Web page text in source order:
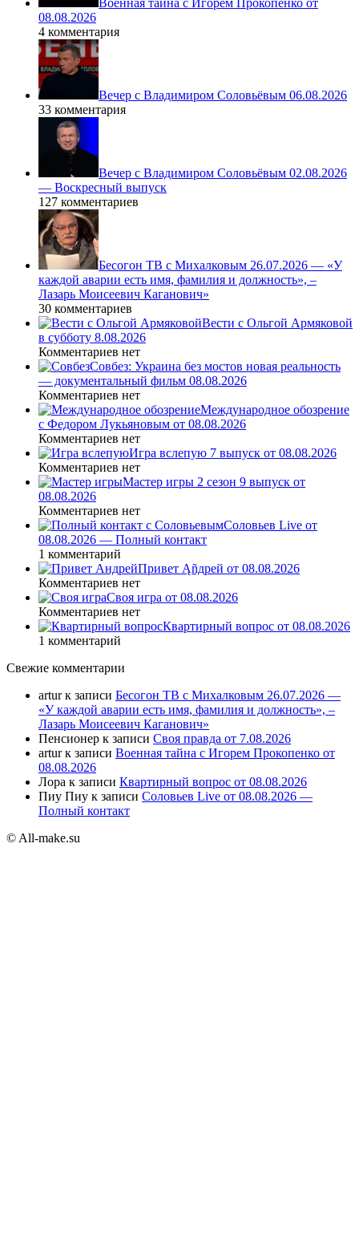
Военная тайна с Игорем Прокопенко от
08.08.2026
4 комментария
Вечер с Владимиром Соловьёвым 06.08.2026
33 комментария
Вечер с Владимиром Соловьёвым 02.08.2026
— Воскресный выпуск
127 комментариев
Бесогон ТВ с Михалковым 26.07.2026 — «У
каждой аварии есть имя, фамилия и должность», –
Лазарь Моисеевич Каганович»
30 комментариев
Вести с Ольгой Армяковой
в субботу 8.08.2026
Комментариев нет
Совбез: Украина без мостов новая реальность
— документальный фильм 08.08.2026
Комментариев нет
Международное обозрение
с Федором Лукьяновым от 08.08.2026
Комментариев нет
Игра вслепую 7 выпуск от 08.08.2026
Комментариев нет
Мастер игры 2 сезон 9 выпуск от
08.08.2026
Комментариев нет
Соловьев Live от
08.08.2026 — Полный контакт
1 комментарий
Привет Ąñдpей от 08.08.2026
Комментариев нет
Своя игра от 08.08.2026
Комментариев нет
Квартирный вопрос от 08.08.2026
1 комментарий
Свежие комментарии
arturк записи Бесогон ТВ с Михалковым 26.07.2026 —
«У каждой аварии есть имя, фамилия и должность», –
Лазарь Моисеевич Каганович»
Пенсионер к записи Своя правда от 7.08.2026
arturк записи Военная тайна с Игорем Прокопенко от
08.08.2026
Лора к записи Квартирный вопрос от 08.08.2026
Пиу Пиу к записи Соловьев Live от 08.08.2026 —
Полный контакт
© All-make.su